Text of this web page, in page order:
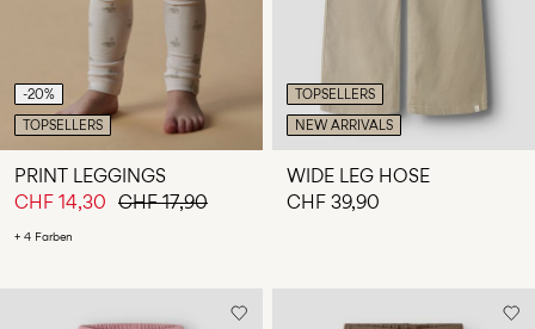
-20%
TOPSELLERS
PRINT LEGGINGS
CHF 14,30 CHF 17,90
+ 4 Farben
TOPSELLERS
NEW ARRIVALS
WIDE LEG HOSE
CHF 39,90